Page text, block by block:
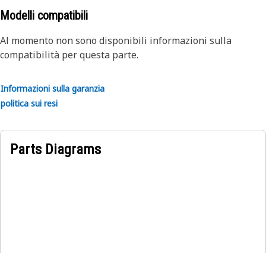
Modelli compatibili
Al momento non sono disponibili informazioni sulla
compatibilità per questa parte.
Informazioni sulla garanzia
politica sui resi
Parts Diagrams